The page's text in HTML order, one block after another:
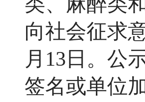
向社会征求
月13日。公
签名或单位